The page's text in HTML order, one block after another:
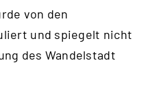
von den
und spiegelt nicht
des Wandelstadt